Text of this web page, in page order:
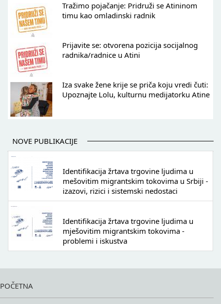
Tražimo pojačanje: Pridruži se Atininom
timu kao omladinski radnik
Prijavite se: otvorena pozicija socijalnog
radnika/radnice u Atini
Iza svake žene krije se priča koju vredi čuti:
Upoznajte Lolu, kulturnu medijatorku Atine
NOVE PUBLIKACIJE
Identifikacija žrtava trgovine ljudima u
mešovitim migrantskim tokovima u Srbiji -
izazovi, rizici i sistemski nedostaci
Identifikacija žrtava trgovine ljudima u
mješovitim migrantskim tokovima -
problemi i iskustva
POČETNA